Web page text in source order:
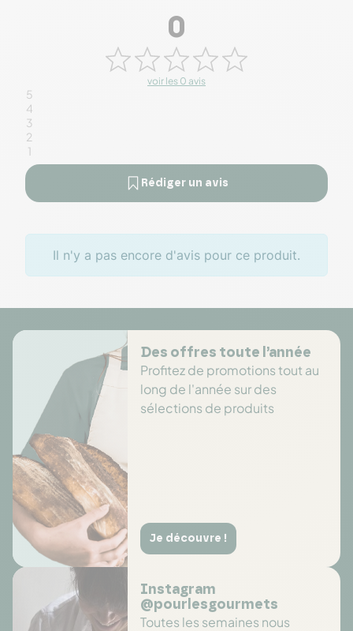
0
voir les 0 avis
5
4
3
2
1
Rédiger un avis
Il n'y a pas encore d'avis pour ce produit.
Des offres toute l’année
Profitez de promotions tout au
long de l'année sur des
sélections de produits
Je découvre !
Instagram
@pourlesgourmets
Toutes les semaines nous